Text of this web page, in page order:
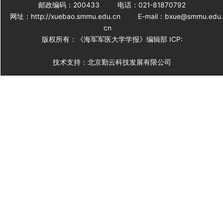
邮政编码：200433
电话：021-81870792
网址：http://xuebao.smmu.edu.cn
E-mail：bxue@smmu.edu.
cn
版权所有：《海军军医大学学报》编辑部 ICP:
技术支持：北京勤云科技发展有限公司